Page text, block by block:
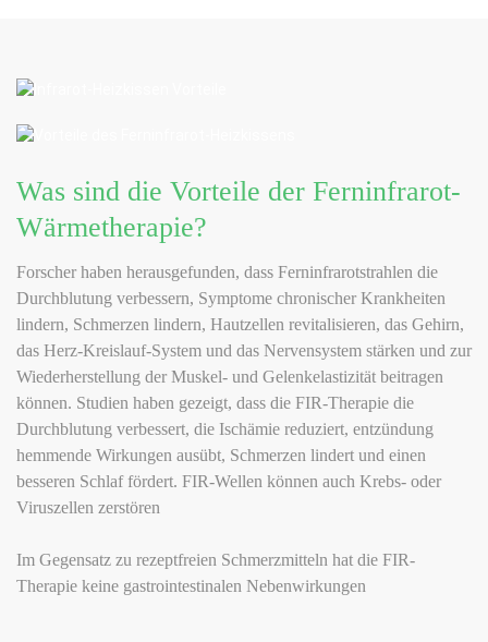
· Stärkt das Immunsystem
· Fördert eine gesunde Stimmung
· Erleert unsere geistigen Ängste
Was sind die Vorteile der Ferninfrarot-
Wärmetherapie?
Forscher haben herausgefunden, dass Ferninfrarotstrahlen die
Durchblutung verbessern, Symptome chronischer Krankheiten
lindern, Schmerzen lindern, Hautzellen revitalisieren, das Gehirn,
das Herz-Kreislauf-System und das Nervensystem stärken und zur
Wiederherstellung der Muskel- und Gelenkelastizität beitragen
können. Studien haben gezeigt, dass die FIR-Therapie die
Durchblutung verbessert, die Ischämie reduziert, entzündung
hemmende Wirkungen ausübt, Schmerzen lindert und einen
besseren Schlaf fördert. FIR-Wellen können auch Krebs- oder
Viruszellen zerstören
Im Gegensatz zu rezeptfreien Schmerzmitteln hat die FIR-
Therapie keine gastrointestinalen Nebenwirkungen